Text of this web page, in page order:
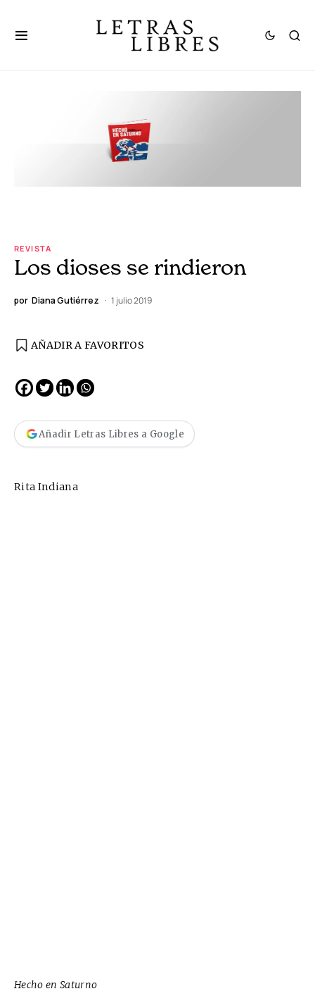
REVISTA
Los dioses se rindieron
por Diana Gutiérrez 1 julio 2019
AÑADIR A FAVORITOS
Añadir Letras Libres a Google
Rita Indiana
Hecho en Saturno